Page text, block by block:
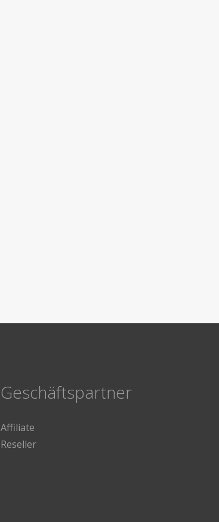
Geschäftspartner
Affiliate
Reseller